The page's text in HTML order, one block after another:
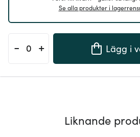
Se alla produkter i
- + Lägg i
Liknande